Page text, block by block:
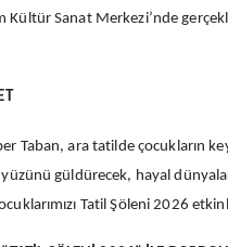
Kültür Sanat Merkezi’nde
Taban, ara tatilde çocukların
yüzünü güldürecek, hayal
Tatil Şöleni 2026